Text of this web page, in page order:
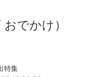
でかけ）
特集